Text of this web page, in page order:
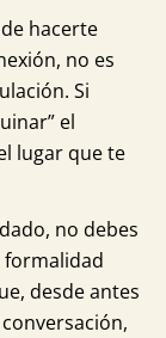
hacerte
no es
Si
el
lugar que te
no debes
formalidad
desde antes